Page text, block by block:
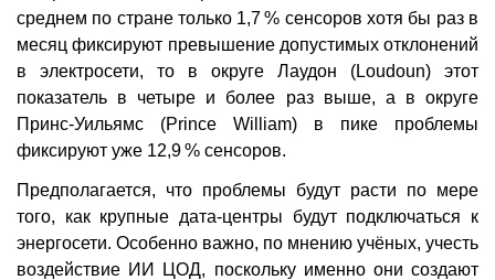
среднем по стране только 1,7 % сенсоров хотя бы раз в
месяц фиксируют превышение допустимых отклонений
в электросети, то в округе Лаудон (Loudoun) этот
показатель в четыре и более раз выше, а в округе
Принс-Уильямс (Prince William) в пике проблемы
фиксируют уже 12,9 % сенсоров.
Предполагается, что проблемы будут расти по мере
того, как крупные дата-центры будут подключаться к
энергосети. Особенно важно, по мнению учёных, учесть
воздействие ИИ ЦОД, поскольку именно они создают